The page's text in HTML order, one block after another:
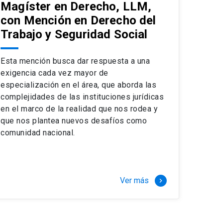
Magíster en Derecho, LLM,
con Mención en Derecho del
Trabajo y Seguridad Social
Esta mención busca dar respuesta a una
exigencia cada vez mayor de
especialización en el área, que aborda las
complejidades de las instituciones jurídicas
en el marco de la realidad que nos rodea y
que nos plantea nuevos desafíos como
comunidad nacional.
Ver más keyboard_arrow_right